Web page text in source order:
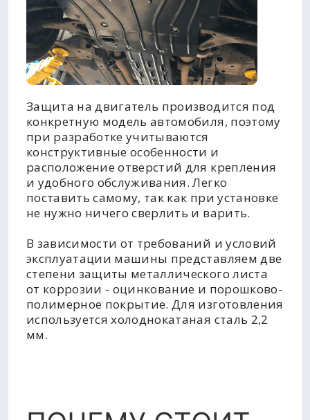
Защита на двигатель производится под
конкретную модель автомобиля, поэтому
при разработке учитываются
конструктивные особенности и
расположение отверстий для крепления
и удобного обслуживания. Легко
поставить самому, так как при установке
не нужно ничего сверлить и варить.
В зависимости от требований и условий
эксплуатации машины представляем две
степени защиты металлического листа
от коррозии - оцинкование и порошково-
полимерное покрытие. Для изготовления
используется холоднокатаная сталь 2,2
мм.